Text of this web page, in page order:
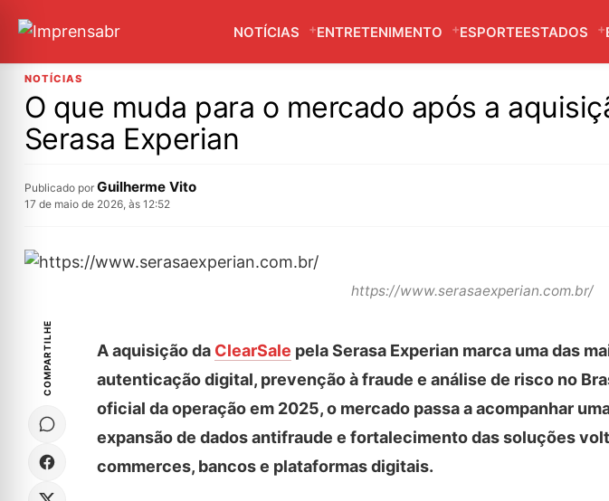
NOTÍCIAS ENTRETENIMENTO ESPORTEESTADOS
NOTÍCIAS
O que muda para o mercado após a
Serasa Experian
Publicado por Guilherme Vito
17 de maio de 2026, às 12:52
https://www.serasaexperian.com.br/
COMPARTILHE A aquisição da ClearSale pela Serasa Experian marca uma das
autenticação digital, prevenção à fraude e análise de risco no
oficial da operação em 2025, o mercado passa a acompanhar
expansão de dados antifraude e fortalecimento das soluções
commerces, bancos e plataformas digitais.